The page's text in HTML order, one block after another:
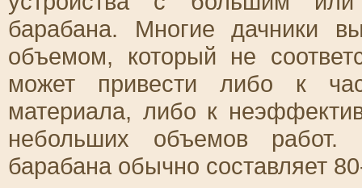
барабана. Многие дачники
объемом, который не
может привести либо к
материала, либо к
небольших объемов
барабана обычно составляет